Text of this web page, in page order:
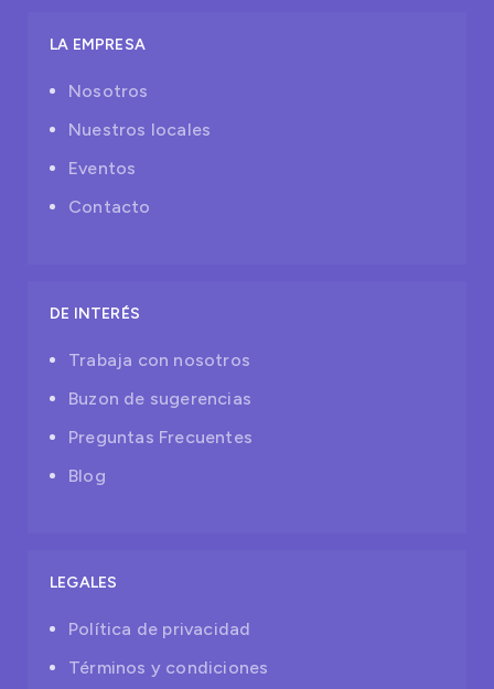
LA EMPRESA
Nosotros
Nuestros locales
Eventos
Contacto
DE INTERÉS
Trabaja con nosotros
Buzon de sugerencias
Preguntas Frecuentes
Blog
LEGALES
Política de privacidad
Términos y condiciones